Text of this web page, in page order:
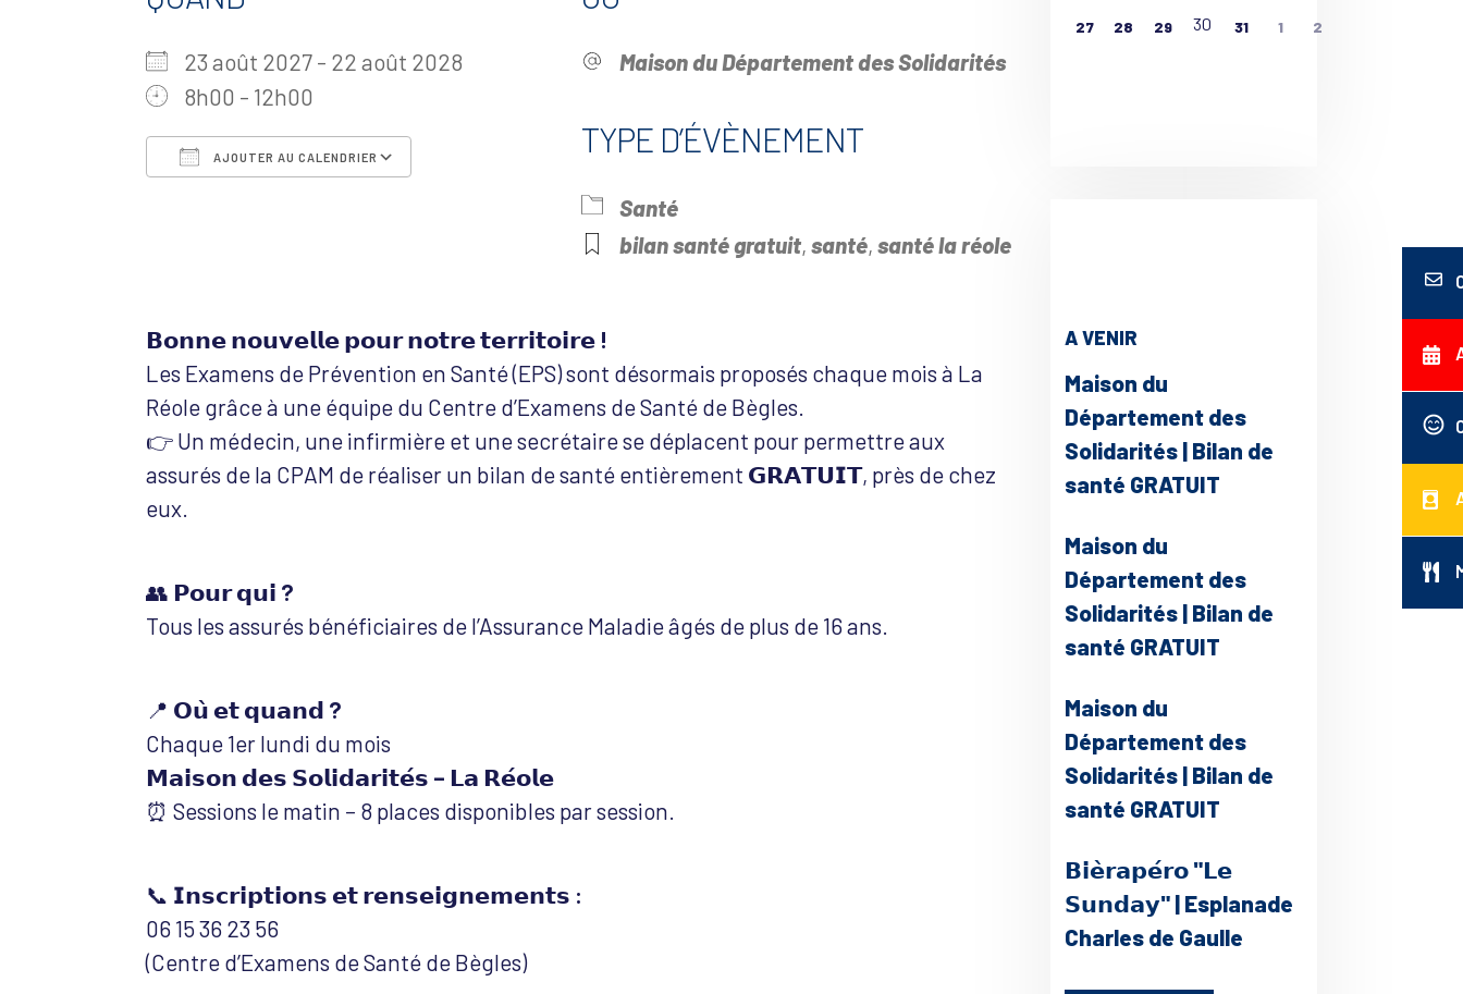
23 août 2027 - 22 août 2028
8h00 - 12h00
AJOUTER AU CALENDRIER
Calendrier Google
Maison du Département des Solidarités
TYPE D’ÉVÈNEMENT
Santé
bilan santé gratuit, santé, santé la réole
𝗕𝗼𝗻𝗻𝗲 𝗻𝗼𝘂𝘃𝗲𝗹𝗹𝗲 𝗽𝗼𝘂𝗿 𝗻𝗼𝘁𝗿𝗲 𝘁𝗲𝗿𝗿𝗶𝘁𝗼𝗶𝗿𝗲 !
Les Examens de Prévention en Santé (EPS) sont désormais proposés chaque mois à La
Réole grâce à une équipe du Centre d’Examens de Santé de Bègles.
👉 Un médecin, une infirmière et une secrétaire se déplacent pour permettre aux
assurés de la CPAM de réaliser un bilan de santé entièrement 𝗚𝗥𝗔𝗧𝗨𝗜𝗧, près de chez
eux.
👥 𝗣𝗼𝘂𝗿 𝗾𝘂𝗶 ?
Tous les assurés bénéficiaires de l’Assurance Maladie âgés de plus de 16 ans.
📍 𝗢𝘂̀ 𝗲𝘁 𝗾𝘂𝗮𝗻𝗱 ?
Chaque 1er lundi du mois
𝗠𝗮𝗶𝘀𝗼𝗻 𝗱𝗲𝘀 𝗦𝗼𝗹𝗶𝗱𝗮𝗿𝗶𝘁𝗲́𝘀 – 𝗟𝗮 𝗥𝗲́𝗼𝗹𝗲
⏰ Sessions le matin – 8 places disponibles par session.
📞 𝗜𝗻𝘀𝗰𝗿𝗶𝗽𝘁𝗶𝗼𝗻𝘀 𝗲𝘁 𝗿𝗲𝗻𝘀𝗲𝗶𝗴𝗻𝗲𝗺𝗲𝗻𝘁𝘀 :
06 15 36 23 56
(Centre d’Examens de Santé de Bègles)
27 28 29 30 31 1 2
A VENIR
Maison du
Département des
Solidarités | Bilan de
santé GRATUIT
Maison du
Département des
Solidarités | Bilan de
santé GRATUIT
Maison du
Département des
Solidarités | Bilan de
santé GRATUIT
𝗕𝗶𝗲̀𝗿𝗮𝗽𝗲́𝗿𝗼 "𝗟𝗲
𝗦𝘂𝗻𝗱𝗮𝘆" | Esplanade
Charles de Gaulle